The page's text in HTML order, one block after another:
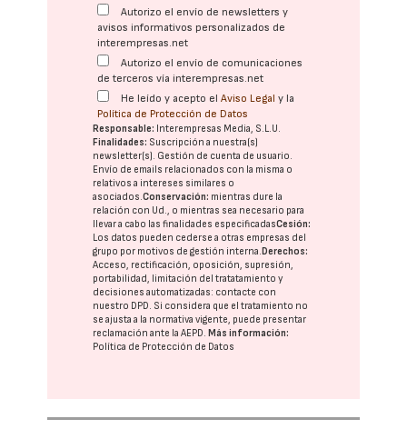
Autorizo el envío de newsletters y
avisos informativos personalizados de
interempresas.net
Autorizo el envío de comunicaciones
de terceros vía interempresas.net
He leído y acepto elAviso Legal y la
Política de Protección de Datos
Responsable: Interempresas Media, S.L.U.
Finalidades: Suscripción a nuestra(s)
newsletter(s). Gestión de cuenta de usuario.
Envío de emails relacionados con la misma o
relativos a intereses similares o
asociados.Conservación: mientras dure la
relación con Ud., o mientras sea necesario para
llevar a cabo las finalidades especificadasCesión:
Los datos pueden cederse a otras empresas del
grupo por motivos de gestión interna. Derechos:
Acceso, rectificación, oposición, supresión,
portabilidad, limitación del tratatamiento y
decisiones automatizadas: contacte con
nuestro DPD. Si considera que el tratamiento no
se ajusta a la normativa vigente, puede presentar
reclamación ante laAEPD. Más información:
Política de Protección de Datos